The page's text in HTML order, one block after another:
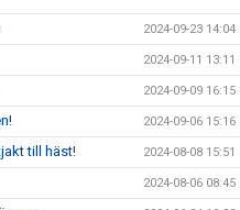
2024-09-23 14:04
2024-09-11 13:11
2024-09-09 16:15
2024-09-06 15:16
till häst! 2024-08-08 15:51
2024-08-06 08:45